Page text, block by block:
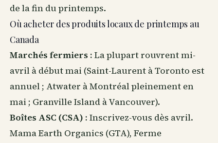
de la fin du printemps.
Où acheter des produits locaux de printemps au
Canada
Marchés fermiers : La plupart rouvrent mi-
avril à début mai (Saint-Laurent à Toronto est
annuel ; Atwater à Montréal pleinement en
mai ; Granville Island à Vancouver).
Boîtes ASC (CSA) : Inscrivez-vous dès avril.
Mama Earth Organics (GTA), Ferme